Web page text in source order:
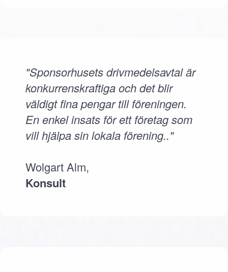
"Sponsorhusets drivmedelsavtal är
konkurrenskraftiga och det blir
väldigt fina pengar till föreningen.
En enkel insats för ett företag som
vill hjälpa sin lokala förening.."
Wolgart Alm,
Konsult